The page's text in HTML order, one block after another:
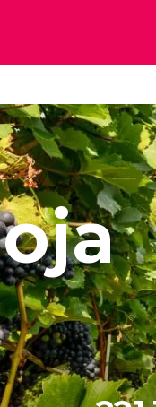
Italia
Reino
Reino
Turquía